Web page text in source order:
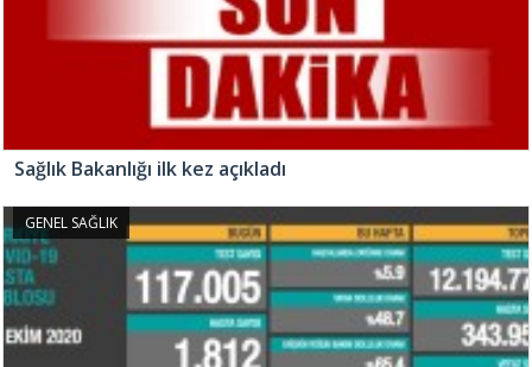
Sağlık Bakanlığı ilk kez açıkladı
GENEL SAĞLIK